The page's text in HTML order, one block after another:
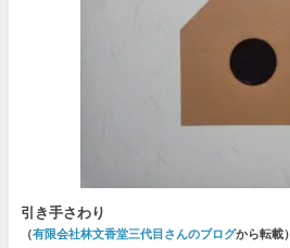
引き手さわり
（有限会社林文香堂三代目さんのブログから転載）